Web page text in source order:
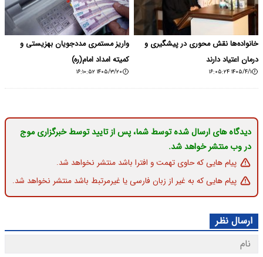
خانواده‌ها نقش محوری در پیشگیری و
درمان اعتیاد دارند
۱۴۰۵/۴/۱ ۱۶:۰۵:۲۴
واریز مستمری مددجویان بهزیستی و
کمیته امداد امام(ره)
۱۴۰۵/۳/۲۰ ۱۶:۱۰:۵۲
دیدگاه های ارسال شده توسط شما، پس از تایید توسط خبرگزاری موج
در وب منتشر خواهد شد.
پیام هایی که حاوی تهمت و افترا باشد منتشر نخواهد شد.
پیام هایی که به غیر از زبان فارسی یا غیرمرتبط باشد منتشر نخواهد شد.
ارسال نظر